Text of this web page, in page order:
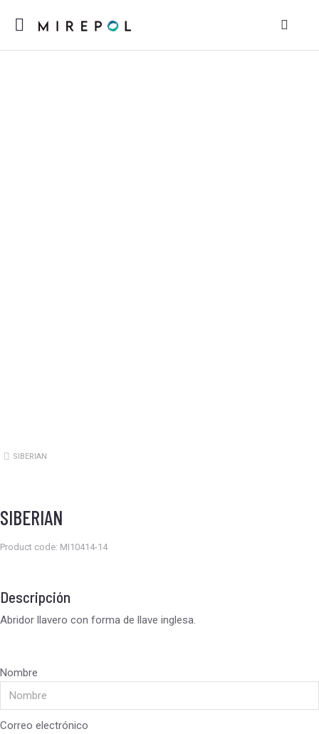
Estás aquí:
SIBERIAN
SIBERIAN
Product code: MI10414-14
Descripción
Abridor llavero con forma de llave inglesa.
Nombre
Correo electrónico